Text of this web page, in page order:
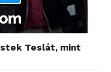
Teslát, mint